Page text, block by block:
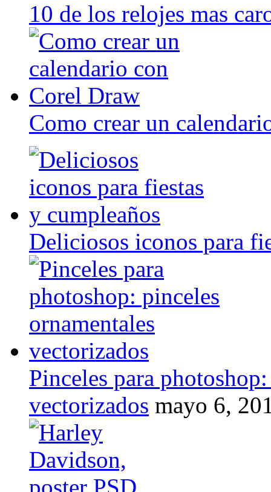
10 de los relojes mas
Como crear un
Deliciosos iconos para
Pinceles para
vectorizados mayo 6,